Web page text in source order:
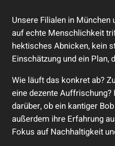
Unsere Filialen in
auf echte Menschlichkeit
hektisches Abnicken, kein
Einschätzung und ein Plan,
Wie läuft das konkret ab?
eine dezente
darüber, ob ein kantiger
außerdem ihre Erfahrung
Fokus auf Nachhaltigkeit